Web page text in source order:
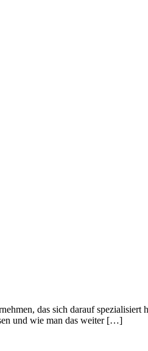
das sich darauf spezialisiert
und wie man das weiter […]